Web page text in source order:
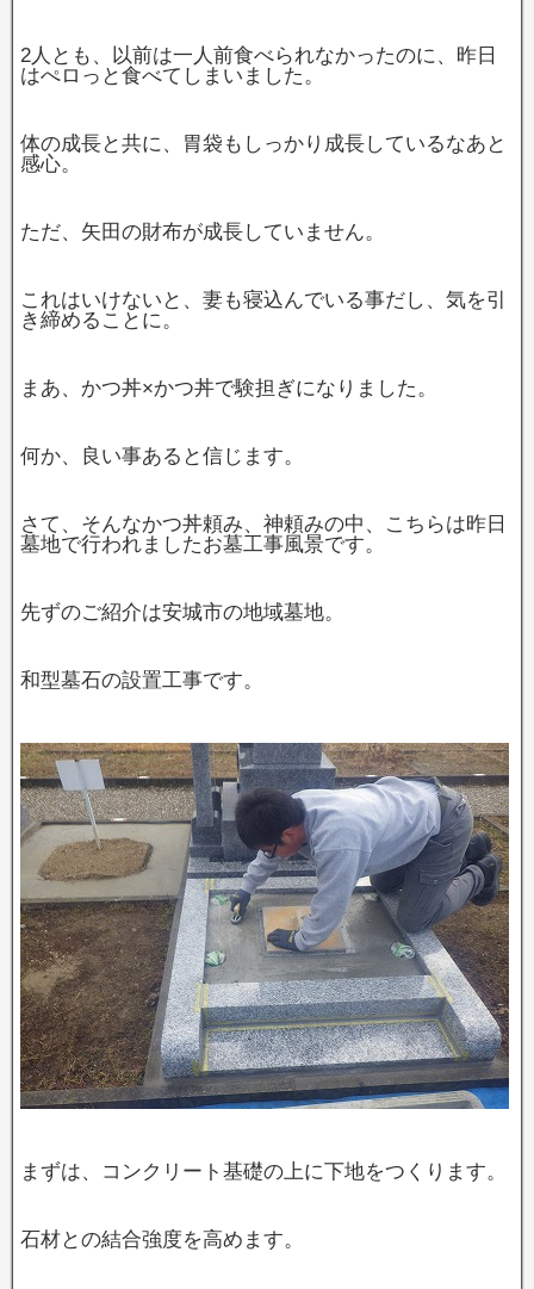
2人とも、以前は一人前食べられなかったのに、昨日
はぺロっと食べてしまいました。
体の成長と共に、胃袋もしっかり成長しているなあと
感心。
ただ、矢田の財布が成長していません。
これはいけないと、妻も寝込んでいる事だし、気を引
き締めることに。
まあ、かつ丼×かつ丼で験担ぎになりました。
何か、良い事あると信じます。
さて、そんなかつ丼頼み、神頼みの中、こちらは昨日
墓地で行われましたお墓工事風景です。
先ずのご紹介は安城市の地域墓地。
和型墓石の設置工事です。
まずは、コンクリート基礎の上に下地をつくります。
石材との結合強度を高めます。